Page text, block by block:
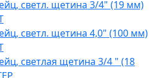
светл. щетина 3/4" (19 мм)
светл. щетина 4,0" (100 мм)
светлая щетина 3/4 " (18